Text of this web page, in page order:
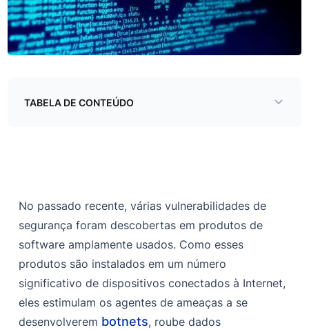
TABELA DE CONTEÚDO
Exposição de dados confidenciais do Jira
Vazamento de dados do Spring Boot por meio de
Webmin RCE via funcionalidade de backdoor
Por que os agentes de ameaças exploram
vulnerabilidades?
No passado recente, várias vulnerabilidades de
segurança foram descobertas em produtos de
software amplamente usados. Como esses
produtos são instalados em um número
significativo de dispositivos conectados à Internet,
eles estimulam os agentes de ameaças a se
desenvolverem botnets, roube dados